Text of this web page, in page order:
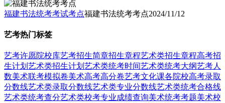
福建书法统考考试考点福建书法统考考点2024/11/12
艺考热门标签
艺考许愿院校库艺考招生简章招生章程艺术类招生章程高考招
生计划 艺术类招生计划 艺术类统考时间艺术类统考大纲艺考人
数美术联考模拟卷美术高考高分卷艺考文化课各院校高考录取
分数线艺术类录取分数线艺术类专业分数线艺术类统考合格线
艺术类统考查分艺术类校考专业成绩查询美术统考考题美术校